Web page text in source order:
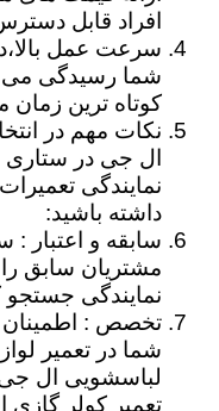
افراد قابل
سرعت عمل
شما رسیدگی می
کوتاه ترین
نکات مهم در
ال جی در ستاری
نمایندگی
داشته باشید:
سابقه و اعتبار :
مشتریان سابق
نمایندگی جستجو
تخصص : اطمینان
شما در تعمیر
لباسشویی ال
تعمیر کولر